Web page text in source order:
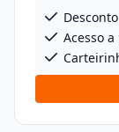
Acesso